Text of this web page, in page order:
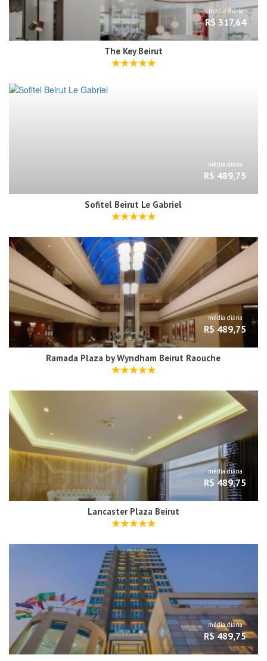
média diária
R$ 317,64
The Key Beirut
média diária
R$ 489,75
Sofitel Beirut Le Gabriel
média diária
R$ 489,75
Ramada Plaza by Wyndham Beirut Raouche
média diária
R$ 489,75
Lancaster Plaza Beirut
média diária
R$ 489,75